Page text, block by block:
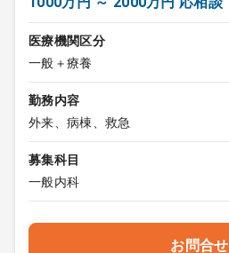
医療機関区分
一般＋療養
勤務内容
外来、病棟、救急
募集科目
一般内科
お問合せ